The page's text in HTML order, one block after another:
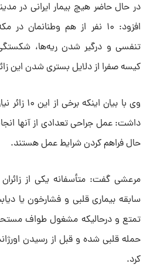
در حال حاضر هیچ بیمار ایرانی در
افزود: ۱۰ نفر از هم
تنفسی و درگیر شدن ریه‌ها،
کیسه صفرا از دلایل بستری شدن این
وی با بیان
داشت: عمل جراحی تعدادی از آنها
حال فراهم کردن شرایط عمل هستند.
سابقه بیماری قلبی و فشارخون یا
تمتع و درحالیکه مشغول طواف
حمله قلبی شده و قبل از رسیدن
کرد.